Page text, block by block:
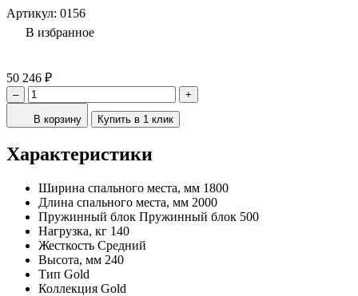
Артикул: 0156
В избранное
50 246 ₽
– +
В корзину Купить в 1 клик
Характеристики
Ширина спального места, мм 1800
Длина спального места, мм 2000
Пружинный блок Пружинный блок 500
Нагрузка, кг 140
Жесткость Средний
Высота, мм 240
Тип Gold
Коллекция Gold